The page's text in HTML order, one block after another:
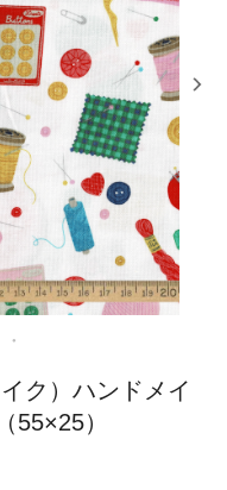
ク）ハンドメイ
55×25）